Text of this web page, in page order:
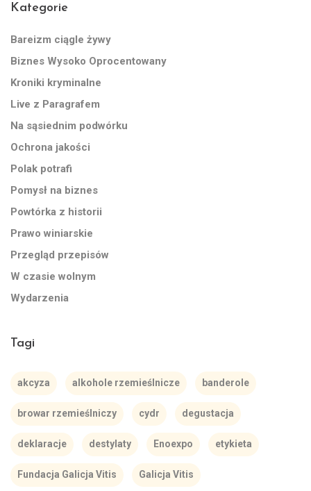
Kategorie
Bareizm ciągle żywy
Biznes Wysoko Oprocentowany
Kroniki kryminalne
Live z Paragrafem
Na sąsiednim podwórku
Ochrona jakości
Polak potrafi
Pomysł na biznes
Powtórka z historii
Prawo winiarskie
Przegląd przepisów
W czasie wolnym
Wydarzenia
Tagi
akcyza alkohole rzemieślnicze banderole
browar rzemieślniczy cydr degustacja
deklaracje destylaty Enoexpo etykieta
Fundacja Galicja Vitis Galicja Vitis